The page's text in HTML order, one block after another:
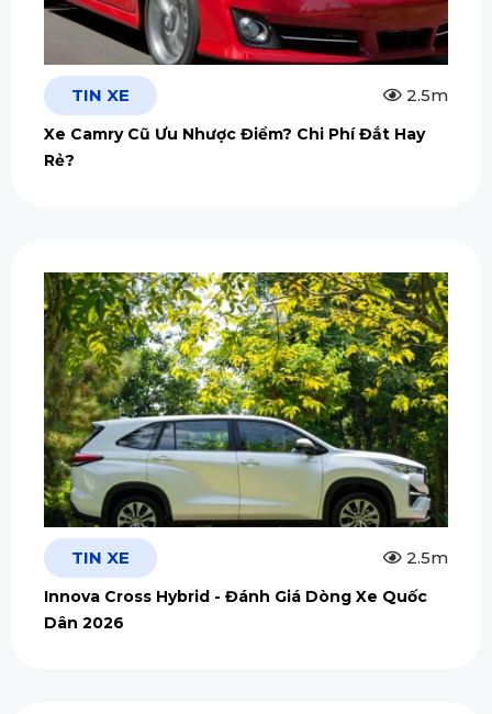
TIN XE 2.5m
Xe Camry Cũ Ưu Nhược Điểm? Chi Phí Đắt Hay
Rẻ?
TIN XE 2.5m
Innova Cross Hybrid - Đánh Giá Dòng Xe Quốc
Dân 2026